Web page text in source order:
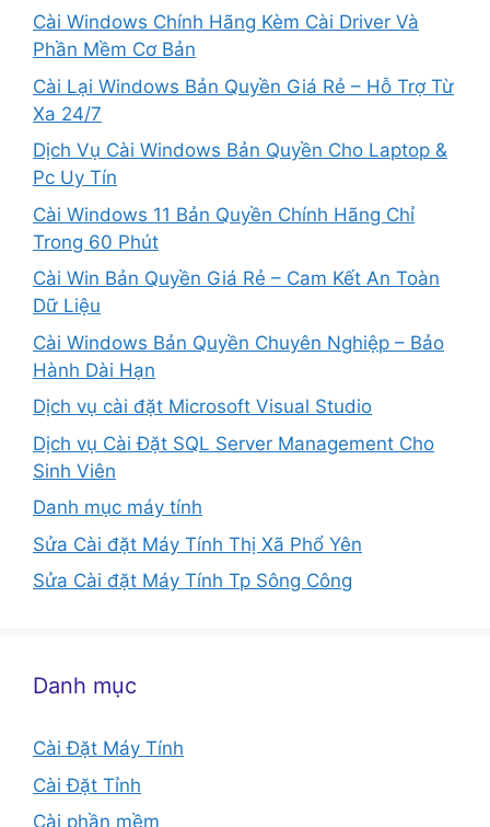
Cài Windows Chính Hãng Kèm Cài Driver Và
Phần Mềm Cơ Bản
Cài Lại Windows Bản Quyền Giá Rẻ – Hỗ Trợ Từ
Xa 24/7
Dịch Vụ Cài Windows Bản Quyền Cho Laptop &
Pc Uy Tín
Cài Windows 11 Bản Quyền Chính Hãng Chỉ
Trong 60 Phút
Cài Win Bản Quyền Giá Rẻ – Cam Kết An Toàn
Dữ Liệu
Cài Windows Bản Quyền Chuyên Nghiệp – Bảo
Hành Dài Hạn
Dịch vụ cài đặt Microsoft Visual Studio
Dịch vụ Cài Đặt SQL Server Management Cho
Sinh Viên
Danh mục máy tính
Sửa Cài đặt Máy Tính Thị Xã Phổ Yên
Sửa Cài đặt Máy Tính Tp Sông Công
Danh mục
Cài Đặt Máy Tính
Cài Đặt Tỉnh
Cài phần mềm